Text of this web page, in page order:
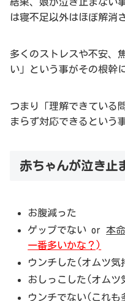
は寝不足以外はほぼ解消
多くのストレスや不安、
い」という事がその根幹
つまり「理解できている
まらず対応できるという
赤ちゃんが泣き止
お腹減った
ゲップでない or 本
一番多いかな？)
ウンチした(オムツ気
おしっこした(オムツ
ウンチでない(これも